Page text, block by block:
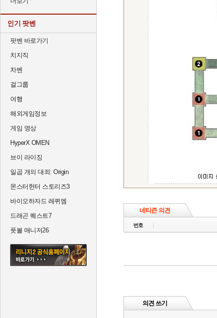
인기 팟벤
팟벤 바로가기
치지직
차벤
걸그룹
여행
해외게임정보
게임 영상
HyperX OMEN
브이 라이징
일곱 개의 대죄: Origin
몬스터헌터 스토리즈3
바이오하자드 레퀴엠
드래곤 퀘스트7
풋볼 매니저26
네티즌 의견
번호
의견 쓰기